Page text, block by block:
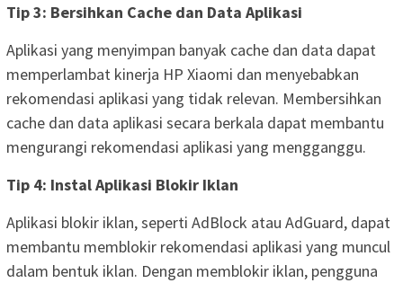
Tip 3: Bersihkan Cache dan Data Aplikasi
Aplikasi yang menyimpan banyak cache dan data dapat
memperlambat kinerja HP Xiaomi dan menyebabkan
rekomendasi aplikasi yang tidak relevan. Membersihkan
cache dan data aplikasi secara berkala dapat membantu
mengurangi rekomendasi aplikasi yang mengganggu.
Tip 4: Instal Aplikasi Blokir Iklan
Aplikasi blokir iklan, seperti AdBlock atau AdGuard, dapat
membantu memblokir rekomendasi aplikasi yang muncul
dalam bentuk iklan. Dengan memblokir iklan, pengguna